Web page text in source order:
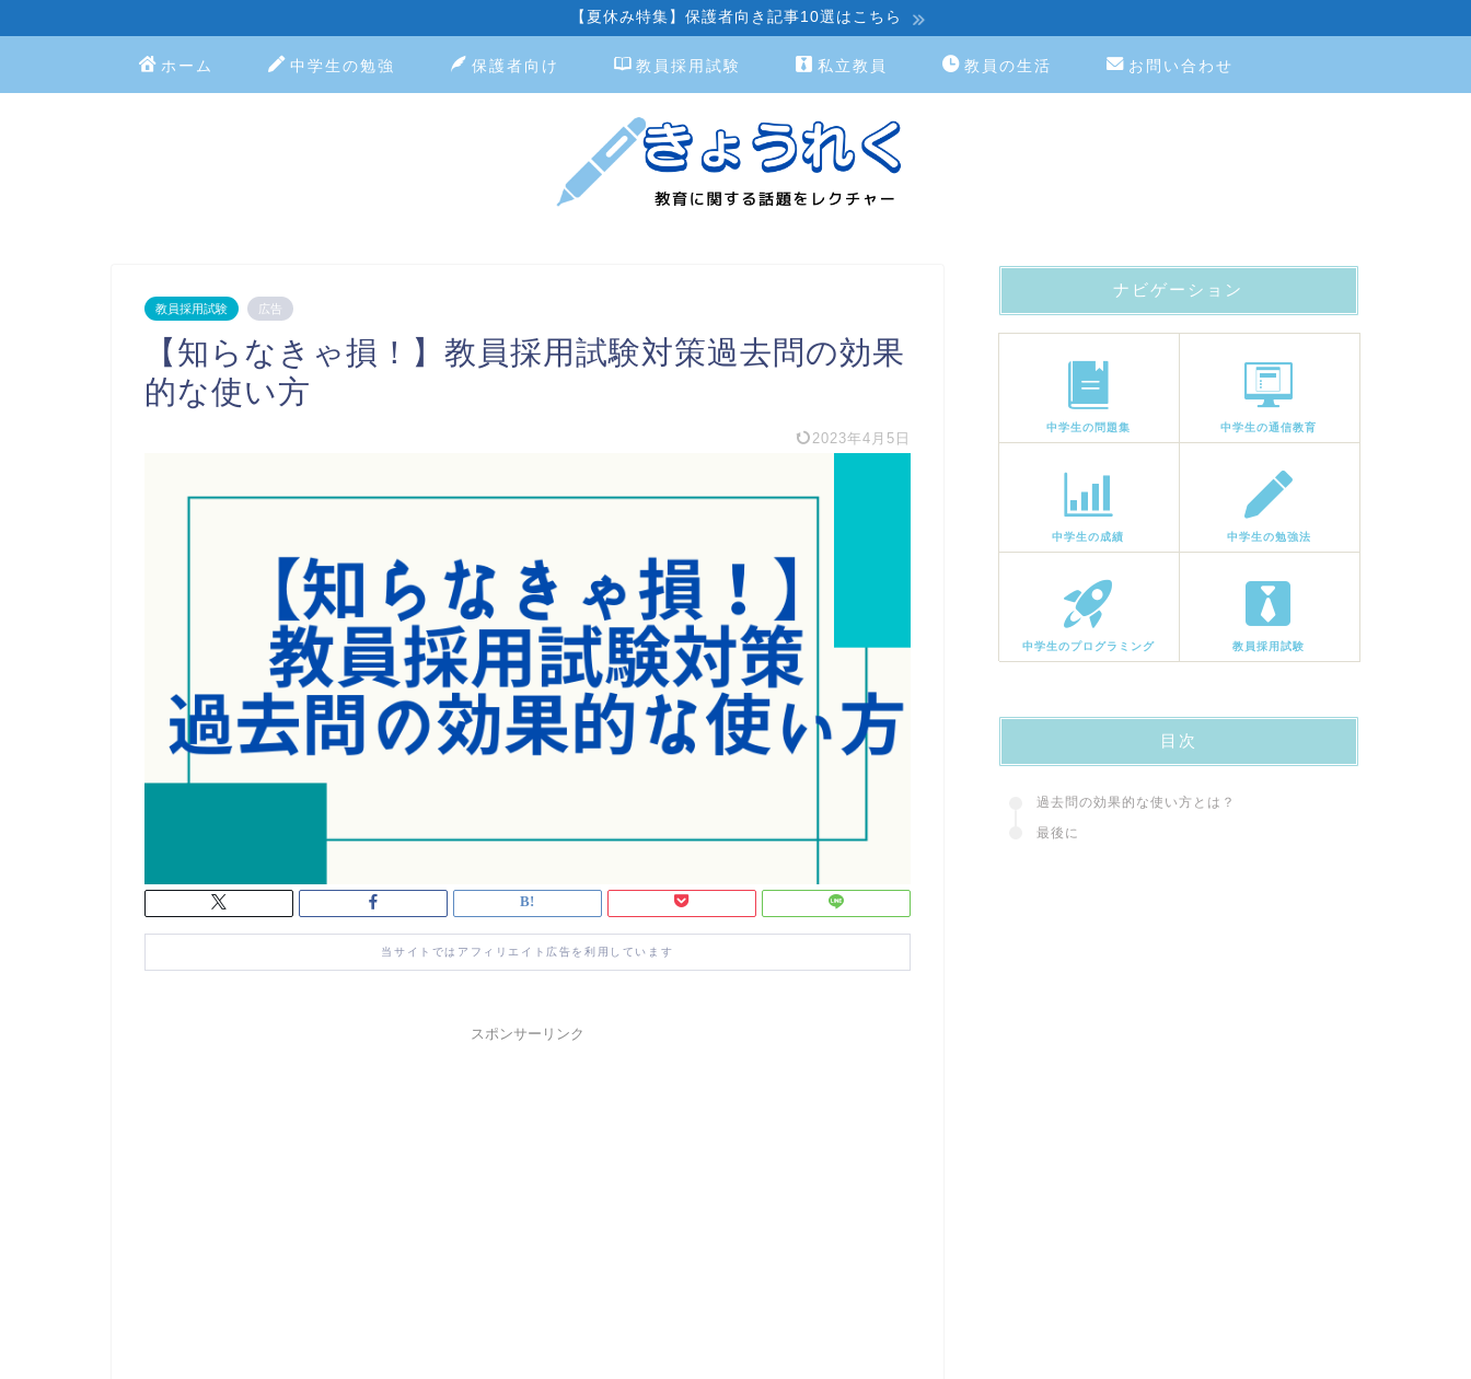
【夏休み特集】保護者向き記事10選はこちら
ホーム 中学生の勉強 保護者向け 教員採用試験 私立教員 教員の生活 お問い合わせ
教員採用試験 広告
【知らなきゃ損！】教員採用試験対策過去問の効果
的な使い方
2023年4月5日
当サイトではアフィリエイト広告を利用しています
スポンサーリンク
ナビゲーション
中学生の問題集 中学生の通信教育
中学生の成績 中学生の勉強法
中学生のプログラミング 教員採用試験
目次
過去問の効果的な使い方とは？
最後に